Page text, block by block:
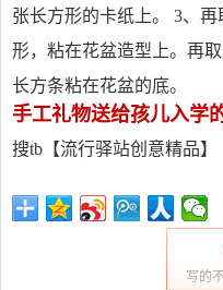
张长方形的卡纸上。 3、
形，粘在花盆造型上。再
长方条粘在花盆的底。
手工礼物送给孩儿入学
搜tb【流行驿站创意精品】
写的